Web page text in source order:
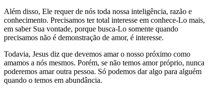
Além disso, Ele requer de nós toda nossa inteligência, razão e
conhecimento. Precisamos ter total interesse em conhece-Lo mais,
em saber Sua vontade, porque busca-Lo somente quando
precisamos não é demonstração de amor, é interesse.
Todavia, Jesus diz que devemos amar o nosso próximo como
amamos a nós mesmos. Porém, se não temos amor próprio, nunca
poderemos amar outra pessoa. Só podemos dar algo para alguém
quando o temos em abundância.